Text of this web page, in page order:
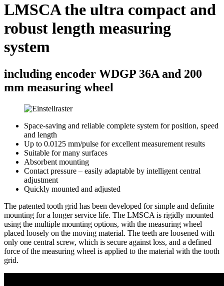
LMSCA the ultra compact and
robust length measuring
system
including encoder WDGP 36A and 200
mm measuring wheel
Space-saving and reliable complete system for position, speed
and length
Up to 0.0125 mm/pulse for excellent measurement results
Suitable for many surfaces
Absorbent mounting
Contact pressure – easily adaptable by intelligent central
adjustment
Quickly mounted and adjusted
The patented tooth grid has been developed for simple and definite
mounting for a longer service life. The LMSCA is rigidly mounted
using the multiple mounting options, with the measuring wheel
placed loosely on the moving material. The teeth are loosened with
only one central screw, which is secure against loss, and a defined
force of the measuring wheel is applied to the material with the tooth
grid.